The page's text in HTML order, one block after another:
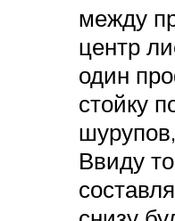
между
центр
один
стойку
Ввиду